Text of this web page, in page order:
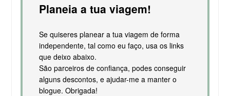
Planeia a tua viagem!
Se quiseres planear a tua viagem de forma
independente, tal como eu faço, usa os links
que deixo abaixo.
São parceiros de confiança, podes conseguir
alguns descontos, e ajudar-me a manter o
blogue. Obrigada!